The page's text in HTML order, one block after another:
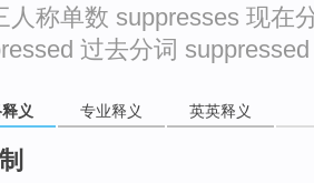
人称单数 suppresses 现在
过去分词
义 专业释义 英英释义